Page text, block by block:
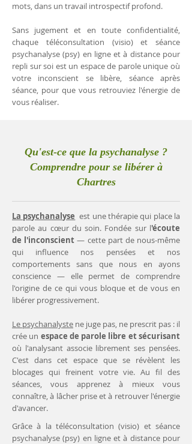
mots, dans un travail introspectif profond.
Sans jugement et en toute confidentialité,
chaque téléconsultation (visio) et séance
psychanalyse (psy) en ligne et à distance pour
repli sur soi est un espace de parole unique où
votre inconscient se libère, séance après
séance, pour que vous retrouviez l'énergie de
vous réaliser.
Qu'est-ce que la psychanalyse ?
Comprendre pour se libérer à
Chartres
La psychanalyse est une thérapie qui place la
parole au cœur du soin. Fondée sur l'écoute
de l'inconscient— cette part de nous-même
qui influence nos pensées et nos
comportements sans que nous en ayons
conscience — elle permet de comprendre
l'origine de ce qui vous bloque et de vous en
libérer progressivement.
Le psychanalyste ne juge pas, ne prescrit pas : il
crée un espace de parole libre et sécurisant
où l'analysant associe librement ses pensées.
C'est dans cet espace que se révèlent les
blocages qui freinent votre vie. Au fil des
séances, vous apprenez à mieux vous
connaître, à lâcher prise et à retrouver l'énergie
d'avancer.
Grâce à la téléconsultation (visio) et séance
psychanalyse (psy) en ligne et à distance pour